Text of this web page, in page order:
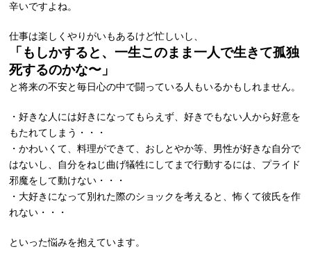
辛いですよね。
仕事は楽しくやりがいもあるけど忙しいし、
「もしかすると、一生このまま一人で生きて孤独
死するのかな〜」
と将来の不安と毎日心の中で闘っている人もいるかもしれません。
・好きな人には好きになってもらえず、好きでもない人から好意を
もたれてしまう・・・
・かわいくて、料理ができて、おしとやか等、男性が好きな自分で
はないし、自分をねじ曲げ犠牲にしてまで行動するには、プライド
邪魔をして動けない・・・
・大好きになって別れた際のショックを考えると、怖くて彼氏を作
れない・・・
といった悩みを抱えています。